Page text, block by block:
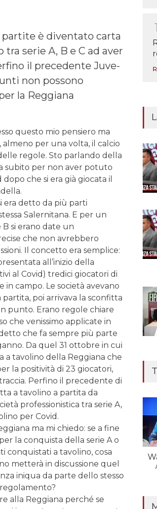
è diventato carta
tra serie A, B e C ad aver
il precedente Juve-
non possono
la Reggiana
questo mio pensiero ma
per una volta, il calcio
regole. Sto parlando della
subito per non aver potuto
che si era già giocata il
era detto da più parti
Salernitana. E per un
si erano date un
che non avrebbero
Il concetto era semplice:
all’inizio della
al Covid) tredici giocatori di
campo. Le società avevano
poi arrivava la sconfitta
punto. Erano regole chiare
che venissimo applicate in
che fa sempre più parte
Da quel 31 ottobre in cui
a tavolino della Reggiana che
la positività di 23 giocatori,
Perfino il precedente di
a tavolino a partita da
professionistica tra serie A,
per Covid.
ma mi chiedo: se a fine
la conquista della serie A o
conquistati a tavolino, cosa
metterà in discussione quel
iniqua da parte dello stesso
alla Reggiana perché se
1